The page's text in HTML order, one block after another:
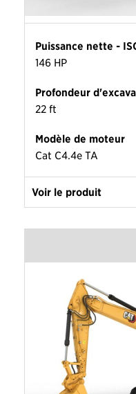
Puissance nette -
146 HP
Profondeur
22 ft
Modèle de moteur
Cat C4.4e TA
Voir le produit